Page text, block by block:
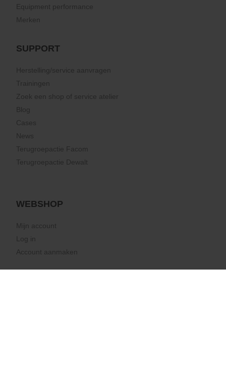
Equipment performance
Merken
SUPPORT
Herstelling/service aanvragen
Trainingen
Zoek een shop of service atelier
Blog
Cases
News
Terugroepactie Facom
Terugroepactie Dewalt
WEBSHOP
Mijn account
Log in
Account aanmaken